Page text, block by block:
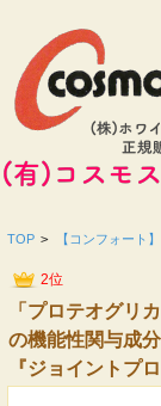
TOP > 【コンフォート】
2位
「プロテオグリ
の機能性関与成
『ジョイントプロ